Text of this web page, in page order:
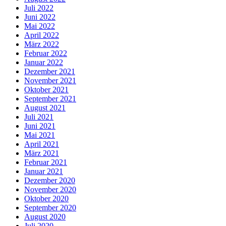
Juli 2022
Juni 2022
Mai 2022
April 2022
März 2022
Februar 2022
Januar 2022
Dezember 2021
November 2021
Oktober 2021
September 2021
August 2021
Juli 2021
Juni 2021
Mai 2021
April 2021
März 2021
Februar 2021
Januar 2021
Dezember 2020
November 2020
Oktober 2020
September 2020
August 2020